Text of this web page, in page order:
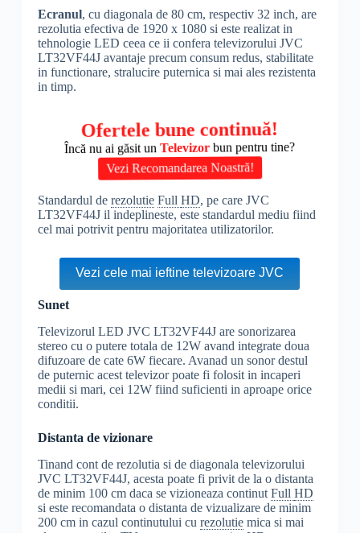
Ecranul, cu diagonala de 80 cm, respectiv 32 inch, are
rezolutia efectiva de 1920 x 1080 si este realizat in
tehnologie LED ceea ce ii confera televizorului JVC
LT32VF44J avantaje precum consum redus, stabilitate
in functionare, stralucire puternica si mai ales rezistenta
in timp.
Ofertele bune continuă!
Încă nu ai găsit unTelevizorbun pentru tine?
Vezi Recomandarea Noastră!
Standardul de rezolutie Full HD, pe care JVC
LT32VF44J il indeplineste, este standardul mediu fiind
cel mai potrivit pentru majoritatea utilizatorilor.
Vezi cele mai ieftine televizoare JVC
Sunet
Televizorul LED JVC LT32VF44J are sonorizarea
stereo cu o putere totala de 12W avand integrate doua
difuzoare de cate 6W fiecare. Avanad un sonor destul
de puternic acest televizor poate fi folosit in incaperi
medii si mari, cei 12W fiind suficienti in aproape orice
conditii.
Distanta de vizionare
Tinand cont de rezolutia si de diagonala televizorului
JVC LT32VF44J, acesta poate fi privit de la o distanta
de minim 100 cm daca se vizioneaza continut Full HD
si este recomandata o distanta de vizualizare de minim
200 cm in cazul continutului cu rezolutiemica si mai